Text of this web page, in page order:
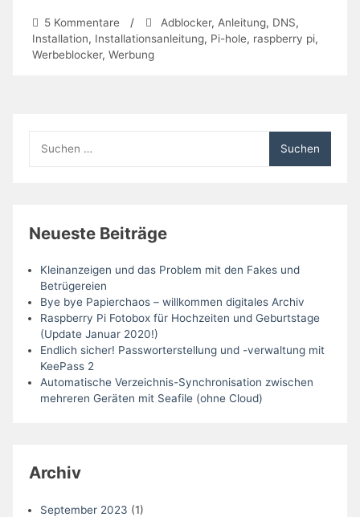
5 Kommentarezu
Adblocker
mit
/ Adblocker, Anleitung, DNS,
Installation, Installationsanleitung, Pi-hole, raspberry pi,
Werbeblocker, Werbung
nach:
Neueste Beiträge
Kleinanzeigen und das Problem mit den Fakes und
Betrügereien
Bye bye Papierchaos – willkommen digitales Archiv
Raspberry Pi Fotobox für Hochzeiten und Geburtstage
(Update Januar 2020!)
Endlich sicher! Passworterstellung und -verwaltung mit
KeePass 2
Automatische Verzeichnis-Synchronisation zwischen
mehreren Geräten mit Seafile (ohne Cloud)
Archiv
September 2023 (1)